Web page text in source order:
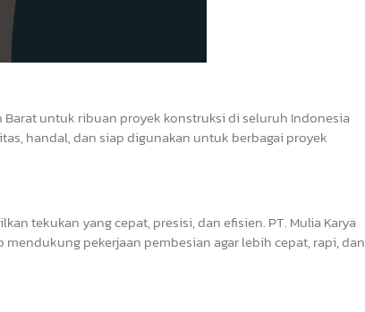
Barat untuk ribuan proyek konstruksi di seluruh Indonesia
handal, dan siap digunakan untuk berbagai proyek
tekukan yang cepat, presisi, dan efisien. PT. Mulia Karya
pekerjaan pembesian agar lebih cepat, rapi, dan